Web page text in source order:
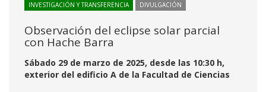
INVESTIGACIÓN Y TRANSFERENCIA DIVULGACIÓN
Observación del eclipse solar parcial
con Hache Barra
Sábado 29 de marzo de 2025, desde las 10:30 h,
exterior del edificio A de la Facultad de Ciencias